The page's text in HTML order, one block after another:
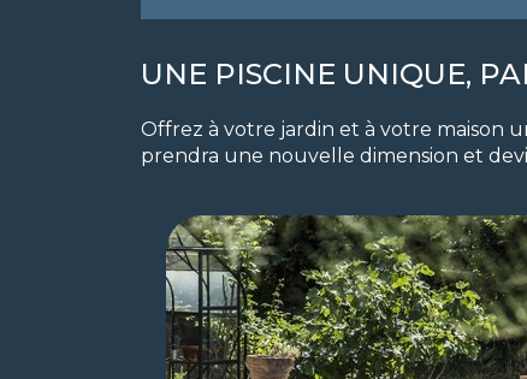
UNE PISCINE UNIQUE,
Offrez à votre jardin et à votre maison
prendra une nouvelle dimension et